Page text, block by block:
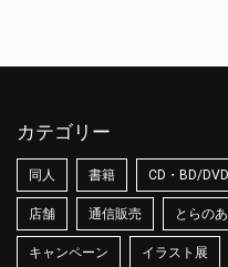
カテゴリー
同人 書籍 CD・BD/DVD
店舗 通信販売 とらの
キャンペーン イラスト展